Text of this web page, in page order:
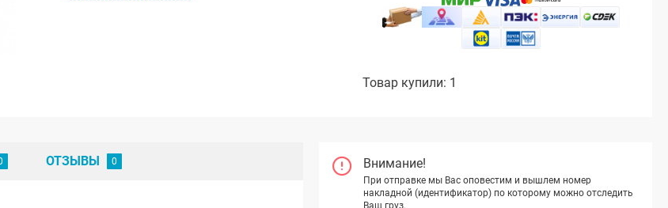
Товар купили: 1
Внимание!
При отправке мы Вас оповестим и вышлем номер
накладной (идентификатор) по которому можно отследить
Ваш груз.
ОТЗЫВЫ